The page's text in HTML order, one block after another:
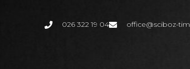
026 322 19 04 office@sciboz-